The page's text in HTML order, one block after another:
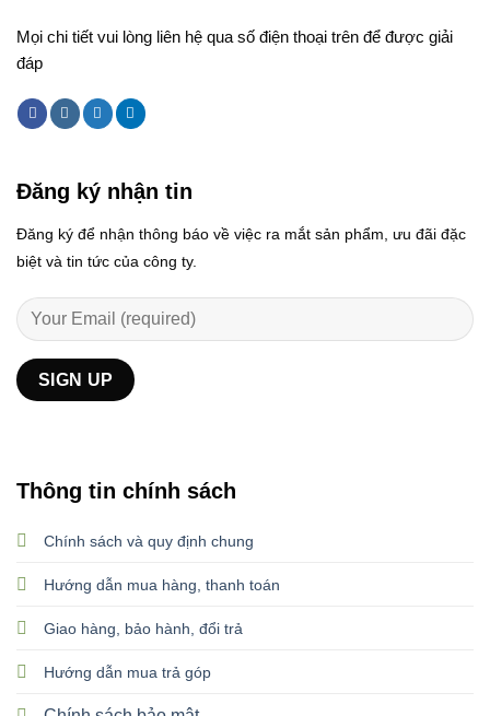
Mọi chi tiết vui lòng liên hệ qua số điện thoại trên để được giải
đáp
Thông tin chính sách
Chính sách và quy định chung
Hướng dẫn mua hàng, thanh toán
Giao hàng, bảo hành, đổi trả
Hướng dẫn mua trả góp
Đăng ký nhận tin
Đăng ký để nhận thông báo về việc ra mắt sản phẩm, ưu đãi đặc
biệt và tin tức của công ty.